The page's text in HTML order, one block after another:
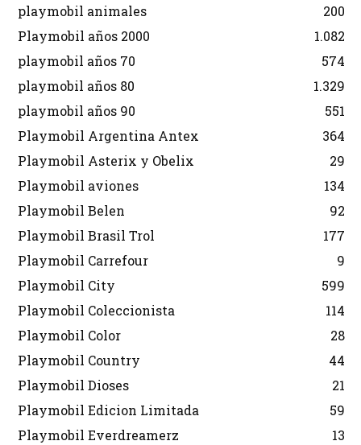
playmobil animales
200
Playmobil años 2000
1.082
playmobil años 70
574
playmobil años 80
1.329
playmobil años 90
551
Playmobil Argentina Antex
364
Playmobil Asterix y Obelix
29
Playmobil aviones
134
Playmobil Belen
92
Playmobil Brasil Trol
177
Playmobil Carrefour
9
Playmobil City
599
Playmobil Coleccionista
114
Playmobil Color
28
Playmobil Country
44
Playmobil Dioses
21
Playmobil Edicion Limitada
59
Playmobil Everdreamerz
13